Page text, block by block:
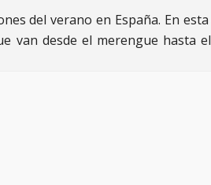
del verano en España. En
van desde el merengue hasta